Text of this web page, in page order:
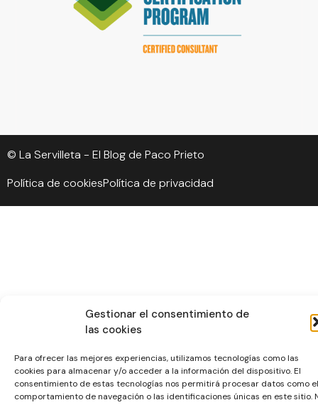
Gestionar el consentimiento de
las cookies
Para ofrecer las mejores experiencias, utilizamos tecnologías como las
cookies para almacenar y/o acceder a la información del dispositivo. El
consentimiento de estas tecnologías nos permitirá procesar datos como el
comportamiento de navegación o las identificaciones únicas en este sitio.
© La Servilleta - El Blog de Paco Prieto
Política de cookiesPolítica de privacidad